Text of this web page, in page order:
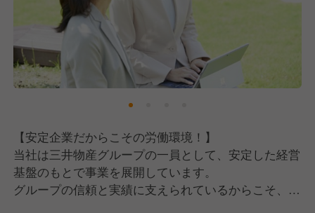
【安定企業だからこその労働環境！】
当社は三井物産グループの一員として、安定した経営
基盤のもとで事業を展開しています。
グループの信頼と実績に支えられているからこそ、社